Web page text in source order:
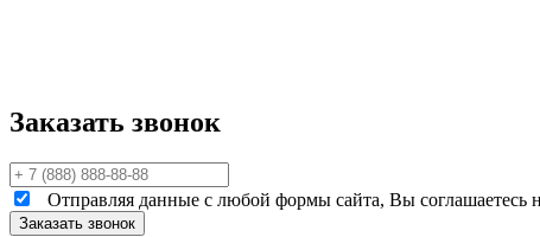
Заказать звонок
Отправляя данные с любой формы сайта, Вы соглашаетесь